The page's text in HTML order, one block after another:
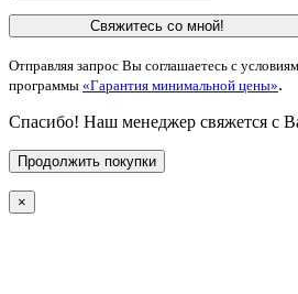
Свяжитесь со мной!
Отправляя запрос Вы соглашаетесь с
программы «Гарантия минимальной цены».
Спасибо! Наш менеджер свяжется с
Продолжить покупки
×